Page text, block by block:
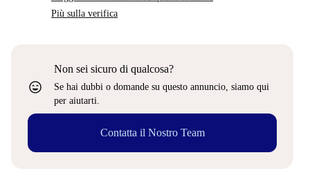
Più sulla verifica
sentiment_very_satisfied
Non sei sicuro di qualcosa?
Se hai dubbi o domande su questo annuncio, siamo qui
per aiutarti.
Contatta il Nostro Team